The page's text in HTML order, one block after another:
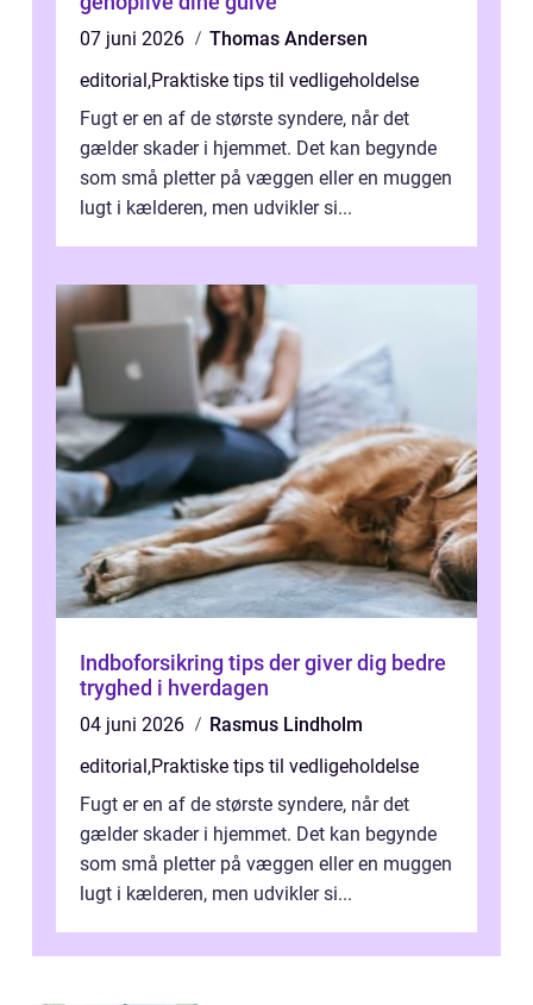
07 juni 2026
Thomas Andersen
editorial,Praktiske tips til vedligeholdelse
Fugt er en af de største syndere, når det
gælder skader i hjemmet. Det kan begynde
som små pletter på væggen eller en muggen
lugt i kælderen, men udvikler si...
Indboforsikring tips der giver dig bedre
tryghed i hverdagen
04 juni 2026
Rasmus Lindholm
editorial,Praktiske tips til vedligeholdelse
Fugt er en af de største syndere, når det
gælder skader i hjemmet. Det kan begynde
som små pletter på væggen eller en muggen
lugt i kælderen, men udvikler si...